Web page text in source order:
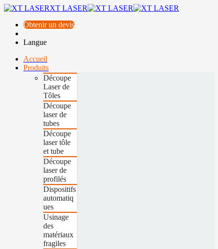
XT LASER
Obtenir un devis
Langue
Accueil
Produits
Découpe
Laser de
Tôles
Découpe
laser de
tubes
Découpe
laser tôle
et tube
Découpe
laser de
profilés
Dispositifs
automatiq
ues
Usinage
des
matériaux
fragiles